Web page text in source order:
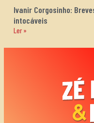
Ivanir Corgosinho:
intocáveis
Ler »